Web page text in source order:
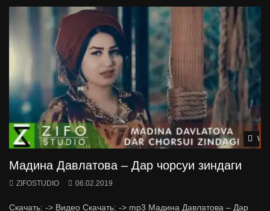
Мадина Давлатова – Дар чорсуи зиндаги
ZIFOSTUDIO 06.02.2019
Скачать: -> Видео Скачать: -> mp3 Мадина Давлатова – Дар